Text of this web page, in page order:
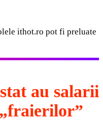
ithot.ro pot fi preluate
au salarii